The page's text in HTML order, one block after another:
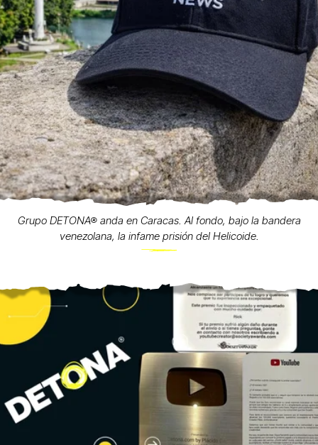
Grupo DETONA® anda en Caracas. Al fondo, bajo la bandera
venezolana, la infame prisión del Helicoide.